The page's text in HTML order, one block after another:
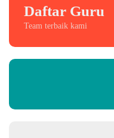
Daftar Guru
Team terbaik kami